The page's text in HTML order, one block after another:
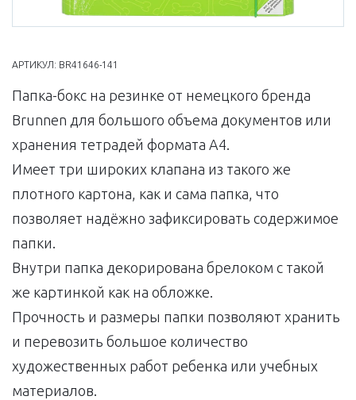
АРТИКУЛ: BR41646-141
Папка-бокс на резинке от немецкого бренда
Brunnen для большого объема документов или
хранения тетрадей формата А4.
Имеет три широких клапана из такого же
плотного картона, как и сама папка, что
позволяет надёжно зафиксировать содержимое
папки.
Внутри папка декорирована брелоком с такой
же картинкой как на обложке.
Прочность и размеры папки позволяют хранить
и перевозить большое количество
художественных работ ребенка или учебных
материалов.